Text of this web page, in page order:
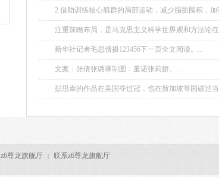
2.借助训练核心肌群的局部运动，减少脂肪囤积，
地支撑上半身，达到改善姿势的目的。...
注重前瞻布局，是马克思主义科学世界观和方法论
略思维、系统思维、创新思维等思想方法，是扎实
新华社记者毛思倩摄123456下一页全文阅读。...
文案：张倩张璐琢制图：董诺张莉娇。...
彭思泰的作品在美国夺过冠，也在新加坡等国破过
z6尊龙旗舰厅 | 联系z6尊龙旗舰厅